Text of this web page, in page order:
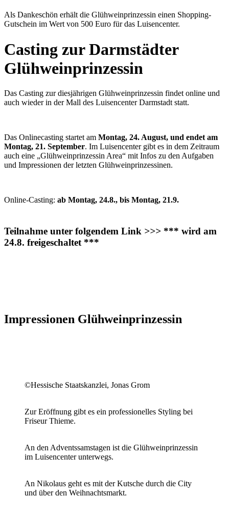
Als Dankeschön erhält die Glühweinprinzessin einen Shopping-
Gutschein im Wert von 500 Euro für das Luisencenter.
Casting zur Darmstädter
Glühweinprinzessin
Das Casting zur diesjährigen Glühweinprinzessin findet online und
auch wieder in der Mall des Luisencenter Darmstadt statt.
Das Onlinecasting startet am Montag, 24. August, und endet am
Montag, 21. September. Im Luisencenter gibt es in dem Zeitraum
auch eine „Glühweinprinzessin Area“ mit Infos zu den Aufgaben
und Impressionen der letzten Glühweinprinzessinen.
Online-Casting: ab Montag, 24.8., bis Montag, 21.9.
Teilnahme unter folgendem Link >>> *** wird am
24.8. freigeschaltet ***
Impressionen Glühweinprinzessin
©Hessische Staatskanzlei, Jonas Grom
Zur Eröffnung gibt es ein professionelles Styling bei
Friseur Thieme.
An den Adventssamstagen ist die Glühweinprinzessin
im Luisencenter unterwegs.
An Nikolaus geht es mit der Kutsche durch die City
und über den Weihnachtsmarkt.